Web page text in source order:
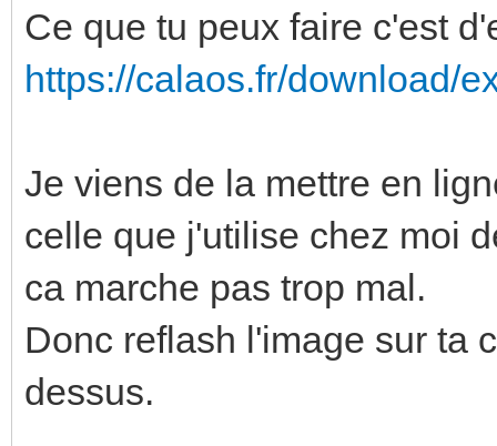
Ce que tu peux faire c'est
https://calaos.fr/download/
Je viens de la mettre en
celle que j'utilise chez moi
ca marche pas trop mal.
Donc reflash l'image sur ta
dessus.